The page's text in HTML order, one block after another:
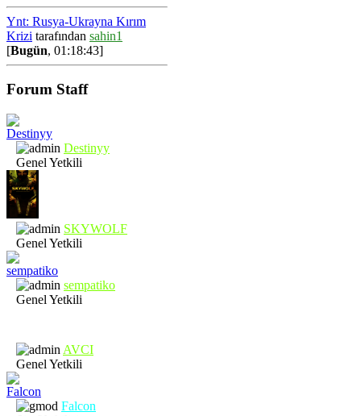
Ynt: Rusya-Ukrayna Kırım
Krizi tarafından sahin1
[Bugün, 01:18:43]
Forum Staff
Destinyy
Genel Yetkili
SKYWOLF
Genel Yetkili
sempatiko
Genel Yetkili
AVCI
Genel Yetkili
Falcon